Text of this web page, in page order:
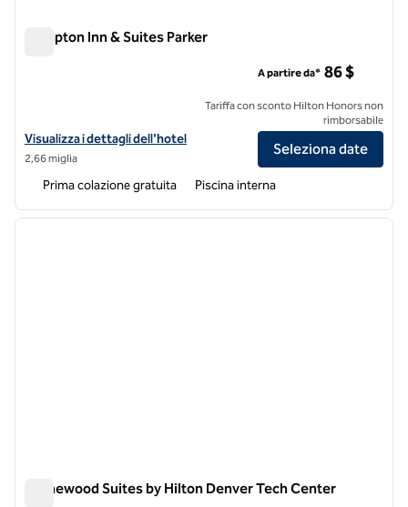
Hampton Inn & Suites Parker
Visualizza i dettagli dell'hotel Hampton Inn & Suites Parker
Visualizza i dettagli dell'hotel
2,66 miglia
A partire da* 86 $
Tariffa con sconto Hilton Honors non
rimborsabile
Seleziona date
Prima colazione gratuita Piscina interna
1 di 12
Homewood Suites by Hilton Denver Tech Center